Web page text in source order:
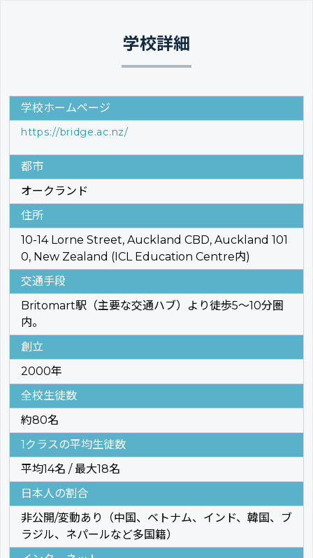
学校詳細
学校ホームページ
https://bridge.ac.nz/
都市
オークランド
住所
10-14 Lorne Street, Auckland CBD, Auckland 101
0, New Zealand (ICL Education Centre内)
交通手段
Britomart駅（主要な交通ハブ）より徒歩5〜10分圏
内。
創立
2000年
全校生徒数
約80名
1クラスの平均生徒数
平均14名 / 最大18名
日本人の割合
非公開/変動あり（中国、ベトナム、インド、韓国、ブ
ラジル、ネパールなど多国籍）